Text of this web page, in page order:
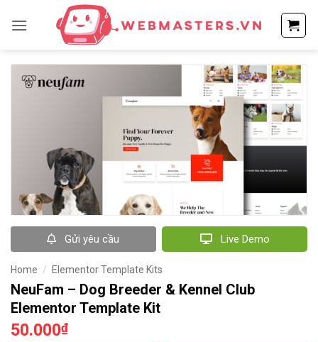
qua
dung
Gửi yêu cầu Live Demo
Home / Elementor Template Kits
NeuFam – Dog Breeder & Kennel Club
Elementor Template Kit
50.000₫